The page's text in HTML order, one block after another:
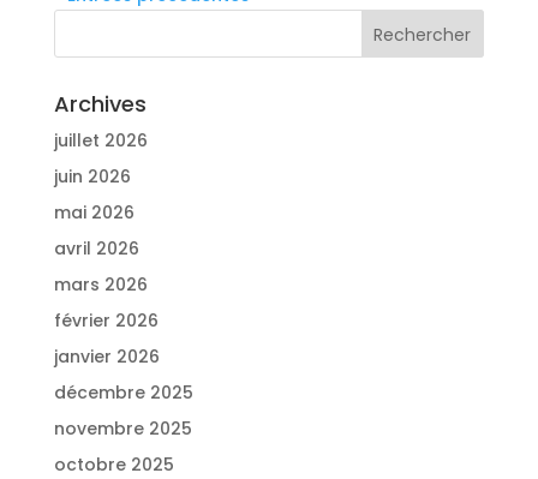
Archives
juillet 2026
juin 2026
mai 2026
avril 2026
mars 2026
février 2026
janvier 2026
décembre 2025
novembre 2025
octobre 2025